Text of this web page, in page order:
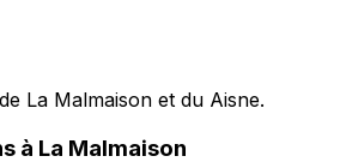
La Malmaison et du Aisne.
à La Malmaison